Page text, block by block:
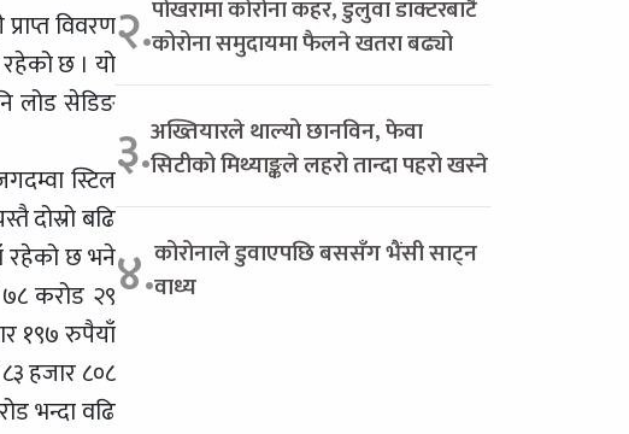
विवरण
छ । यो
लोड सेडिङ
स्टिल
दोस्रो बढि
रहेको छ भने
करोड २९
१९७ रुपैयाँ
हजार ८०८
भन्दा वढि
२.पोखरामा कोरोना कहर, डुलुवा डाक्टरबाटै
कोरोना समुदायमा फैलने खतरा बढ्यो
३.अख्तियारले थाल्यो छानविन, फेवा
सिटीको मिथ्याङ्कले लहरो तान्दा पहरो खस्ने
४.कोरोनाले डुवाएपछि बससँग भैंसी साट्न
वाध्य